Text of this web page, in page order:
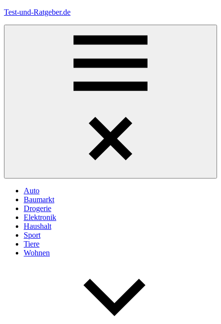
Zum
Test-und-Ratgeber.de
Auto
Baumarkt
Drogerie
Elektronik
Haushalt
Sport
Tiere
Wohnen